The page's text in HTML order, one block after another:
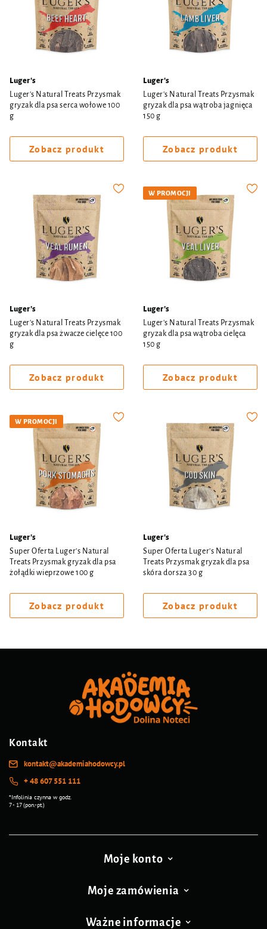
Luger's
Luger's Natural Treats Przysmak
gryzak dla psa serca wołowe 100
g
Zobacz produkt
Luger's
Luger's Natural Treats Przysmak
gryzak dla psa wątroba jagnięca
150 g
Zobacz produkt
Luger's
Luger's Natural Treats Przysmak
gryzak dla psa żwacze cielęce 100
g
Zobacz produkt
W PROMOCJI
Luger's
Luger's Natural Treats Przysmak
gryzak dla psa wątroba cielęca
150 g
Zobacz produkt
W PROMOCJI
Luger's
Super Oferta Luger's Natural
Treats Przysmak gryzak dla psa
żołądki wieprzowe 100 g
Zobacz produkt
Luger's
Super Oferta Luger's Natural
Treats Przysmak gryzak dla psa
skóra dorsza 30 g
Zobacz produkt
Kontakt
kontakt@akademiahodowcy.pl
+ 48 607 551 111
*Infolinia czynna w godz.
7 - 17 (pon.-pt.)
Moje konto
Moje zamówienia
Ważne informacje